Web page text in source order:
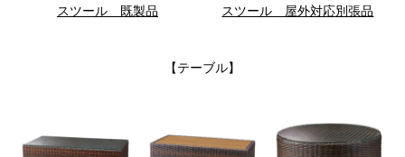
スツール 既製品 スツール 屋外対応別張品
【テーブル】